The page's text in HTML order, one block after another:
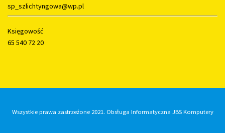
sp_szlichtyngowa@wp.pl
Księgowość
65 540 72 20
Wszystkie prawa zastrzeżone 2021. Obsługa Informatyczna JBS Komputery